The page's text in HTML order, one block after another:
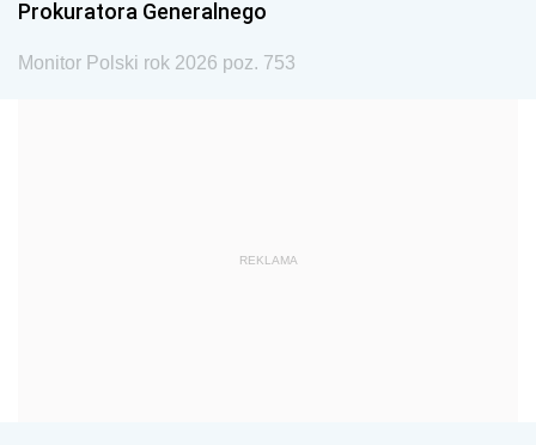
1978 1977
1975 1974
1959
Prokuratora Generalnego
Monitor Polski rok 2026 poz. 753
REKLAMA